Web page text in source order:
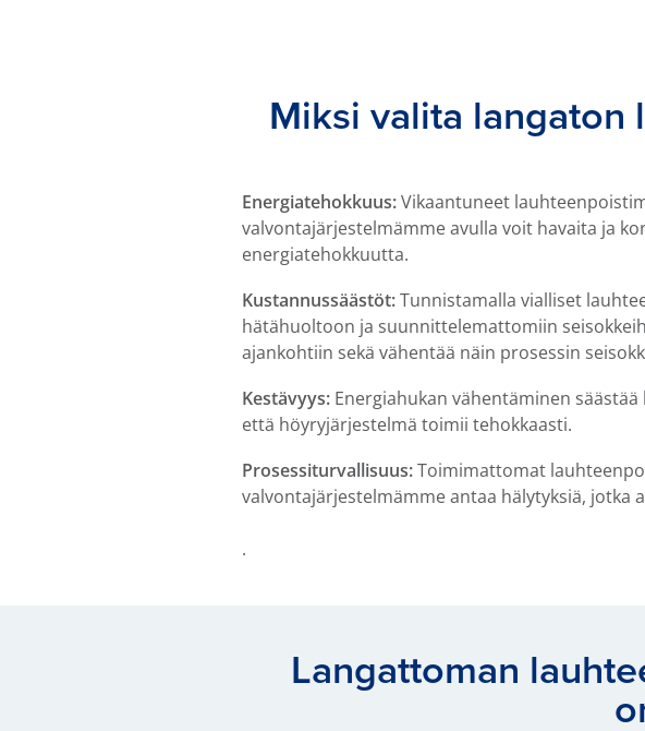
Miksi valita langaton
Energiatehokkuus:Vikaantuneet
valvontajärjestelmämme avulla voit havaita ja
energiatehokkuutta.
Kustannussäästöt:Tunnistamalla vialliset
hätähuoltoon ja suunnittelemattomiin
ajankohtiin sekä vähentää näin prosessin
Kestävyys: Energiahukan vähentäminen
että höyryjärjestelmä toimii tehokkaasti.
Prosessiturvallisuus:Toimimattomat
valvontajärjestelmämme antaa hälytyksiä,
.
Langattoman